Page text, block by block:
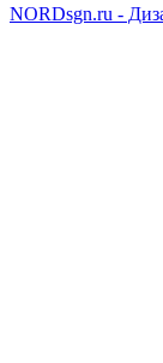
NORDsgn.ru -